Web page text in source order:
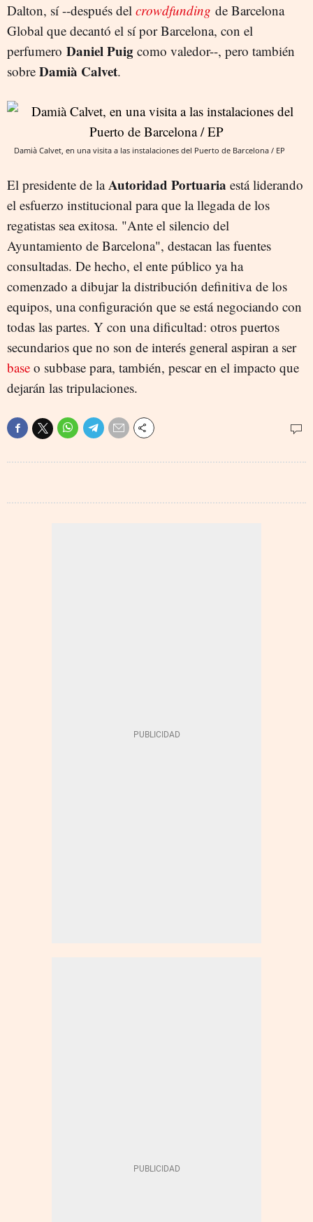
Dalton, sí --después del crowdfunding de Barcelona
Global que decantó el sí por Barcelona, con el
perfumero Daniel Puig como valedor--, pero también
sobre Damià Calvet.
Damià Calvet, en una visita a las instalaciones del Puerto de Barcelona / EP
El presidente de laAutoridad Portuaria está liderando
el esfuerzo institucional para que la llegada de los
regatistas sea exitosa. "Ante el silencio del
Ayuntamiento de Barcelona", destacan las fuentes
consultadas. De hecho, el ente público ya ha
comenzado a dibujar la distribución definitiva de los
equipos, una configuración que se está negociando con
todas las partes. Y con una dificultad: otros puertos
secundarios que no son de interés general aspiran a ser
base o subbase para, también, pescar en el impacto que
dejarán las tripulaciones.